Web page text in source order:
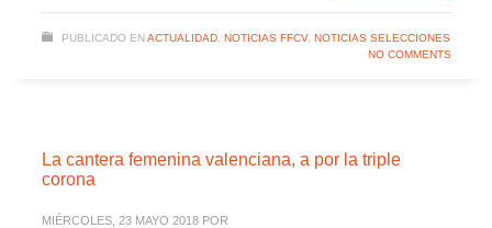
PUBLICADO EN ACTUALIDAD, NOTICIAS FFCV, NOTICIAS SELECCIONES
NO COMMENTS
La cantera femenina valenciana, a por la triple
corona
MIÉRCOLES, 23 MAYO 2018 POR